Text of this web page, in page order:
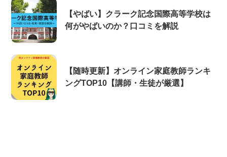
【やばい】クラーク記念国際高等学校は
何がやばいのか？口コミを解説
【随時更新】オンライン家庭教師ランキ
ングTOP10【講師・生徒が厳選】